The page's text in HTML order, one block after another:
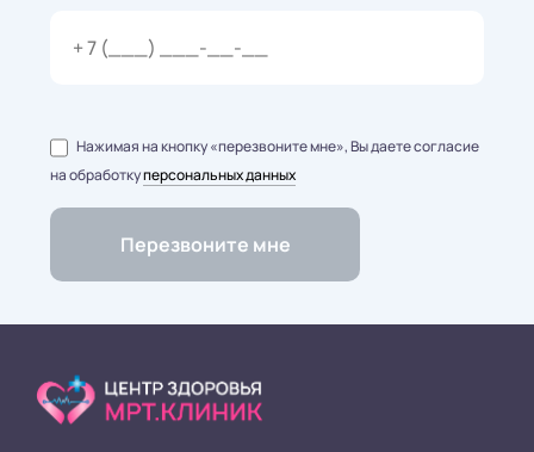
Нажимая на кнопку «перезвоните мне», Вы даете согласие
на обработкуперсональных данных